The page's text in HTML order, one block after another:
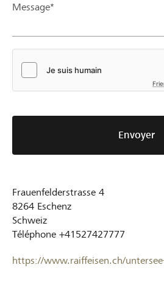
Message*
Envoyer
Frauenfelderstrasse 4
8264 Eschenz
Schweiz
Téléphone +41527427777
https://www.raiffeisen.ch/